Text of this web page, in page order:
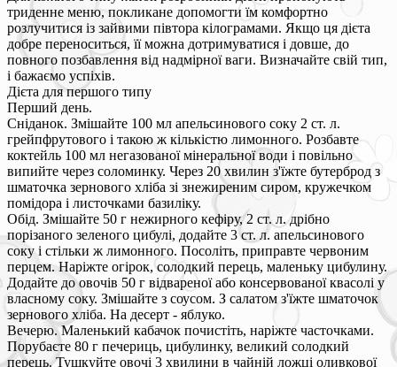
триденне меню, покликане допомогти їм комфортно
розлучитися із зайвими півтора кілограмами. Якщо ця дієта
добре переноситься, її можна дотримуватися і довше, до
повного позбавлення від надмірної ваги. Визначайте свій тип,
і бажаємо успіхів.
Дієта для першого типу
Перший день.
Сніданок. Змішайте 100 мл апельсинового соку 2 ст. л.
грейпфрутового і такою ж кількістю лимонного. Розбавте
коктейль 100 мл негазованої мінеральної води і повільно
випийте через соломинку. Через 20 хвилин з'їжте бутерброд з
шматочка зернового хліба зі знежиреним сиром, кружечком
помідора і листочками базиліку.
Обід. Змішайте 50 г нежирного кефіру, 2 ст. л. дрібно
порізаного зеленого цибулі, додайте 3 ст. л. апельсинового
соку і стільки ж лимонного. Посоліть, приправте червоним
перцем. Наріжте огірок, солодкий перець, маленьку цибулину.
Додайте до овочів 50 г відвареної або консервованої квасолі у
власному соку. Змішайте з соусом. З салатом з'їжте шматочок
зернового хліба. На десерт - яблуко.
Вечерю. Маленький кабачок почистіть, наріжте часточками.
Порубаєте 80 г печериць, цибулинку, великий солодкий
перець. Тушкуйте овочі 3 хвилини в чайній ложці оливкової